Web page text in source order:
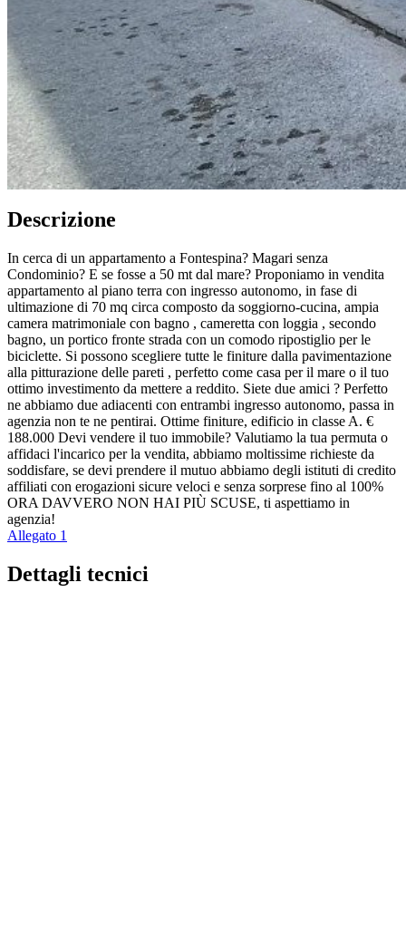
Descrizione
In cerca di un appartamento a Fontespina? Magari senza
Condominio? E se fosse a 50 mt dal mare? Proponiamo in vendita
appartamento al piano terra con ingresso autonomo, in fase di
ultimazione di 70 mq circa composto da soggiorno-cucina, ampia
camera matrimoniale con bagno , cameretta con loggia , secondo
bagno, un portico fronte strada con un comodo ripostiglio per le
biciclette. Si possono scegliere tutte le finiture dalla pavimentazione
alla pitturazione delle pareti , perfetto come casa per il mare o il tuo
ottimo investimento da mettere a reddito. Siete due amici ? Perfetto
ne abbiamo due adiacenti con entrambi ingresso autonomo, passa in
agenzia non te ne pentirai. Ottime finiture, edificio in classe A. €
188.000 Devi vendere il tuo immobile? Valutiamo la tua permuta o
affidaci l'incarico per la vendita, abbiamo moltissime richieste da
soddisfare, se devi prendere il mutuo abbiamo degli istituti di credito
affiliati con erogazioni sicure veloci e senza sorprese fino al 100%
ORA DAVVERO NON HAI PIÙ SCUSE, ti aspettiamo in
agenzia!
Allegato 1
Dettagli tecnici